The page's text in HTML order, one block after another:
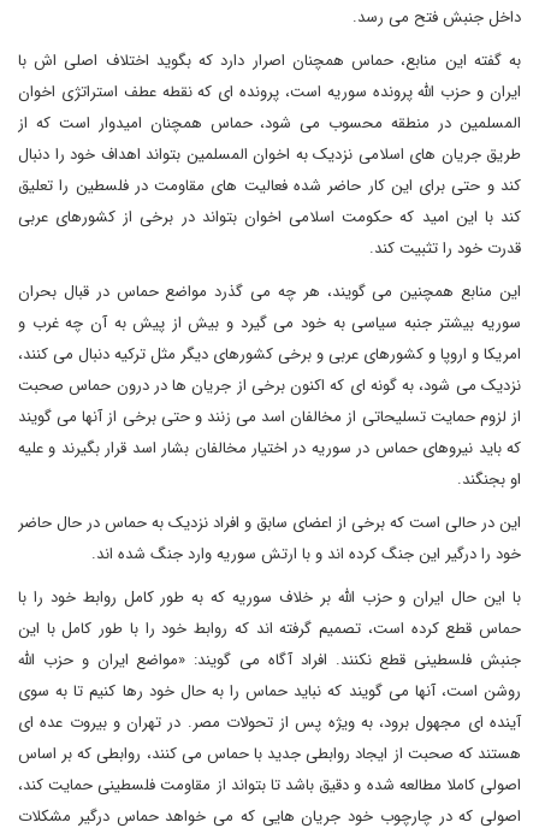
داخل جنبش فتح می رسد.
به گفته این منابع، حماس همچنان اصرار دارد که بگوید اختلاف اصلی اش با
ایران و حزب الله پرونده سوریه است، پرونده ای که نقطه عطف استراتژی اخوان
المسلمین در منطقه محسوب می شود، حماس همچنان امیدوار است که از
طریق جریان های اسلامی نزدیک به اخوان المسلمین بتواند اهداف خود را دنبال
کند و حتی برای این کار حاضر شده فعالیت های مقاومت در فلسطین را تعلیق
کند با این امید که حکومت اسلامی اخوان بتواند در برخی از کشورهای عربی
قدرت خود را تثبیت کند.
این منابع همچنین می گویند، هر چه می گذرد مواضع حماس در قبال بحران
سوریه بیشتر جنبه سیاسی به خود می گیرد و بیش از پیش به آن چه غرب و
امریکا و اروپا و کشورهای عربی و برخی کشورهای دیگر مثل ترکیه دنبال می کنند،
نزدیک می شود، به گونه ای که اکنون برخی از جریان ها در درون حماس صحبت
از لزوم حمایت تسلیحاتی از مخالفان اسد می زنند و حتی برخی از آنها می گویند
که باید نیروهای حماس در سوریه در اختیار مخالفان بشار اسد قرار بگیرند و علیه
او بجنگند.
این در حالی است که برخی از اعضای سابق و افراد نزدیک به حماس در حال حاضر
خود را درگیر این جنگ کرده اند و با ارتش سوریه وارد جنگ شده اند.
با این حال ایران و حزب الله بر خلاف سوریه که به طور کامل روابط خود را با
حماس قطع کرده است، تصمیم گرفته اند که روابط خود را با طور کامل با این
جنبش فلسطینی قطع نکنند. افراد آگاه می گویند: «مواضع ایران و حزب الله
روشن است، آنها می گویند که نباید حماس را به حال خود رها کنیم تا به سوی
آینده ای مجهول برود، به ویژه پس از تحولات مصر. در تهران و بیروت عده ای
هستند که صحبت از ایجاد روابطی جدید با حماس می کنند، روابطی که بر اساس
اصولی کاملا مطالعه شده و دقیق باشد تا بتواند از مقاومت فلسطینی حمایت کند،
اصولی که در چارچوب خود جریان هایی که می خواهد حماس درگیر مشکلات